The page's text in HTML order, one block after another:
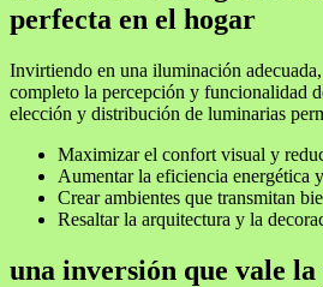
perfecta en el hogar
Invirtiendo en una iluminación
completo la percepción y funcionalidad
elección y distribución de luminarias
Maximizar el confort visual y
Aumentar la eficiencia energética
Crear ambientes que transmitan
Resaltar la arquitectura y la
una inversión que vale la